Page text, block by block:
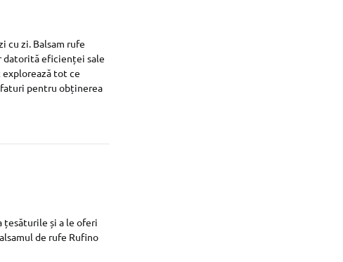
cu zi. Balsam rufe
datorită eficienței sale
tot ce
pentru obținerea
și a le oferi
de rufe Rufino